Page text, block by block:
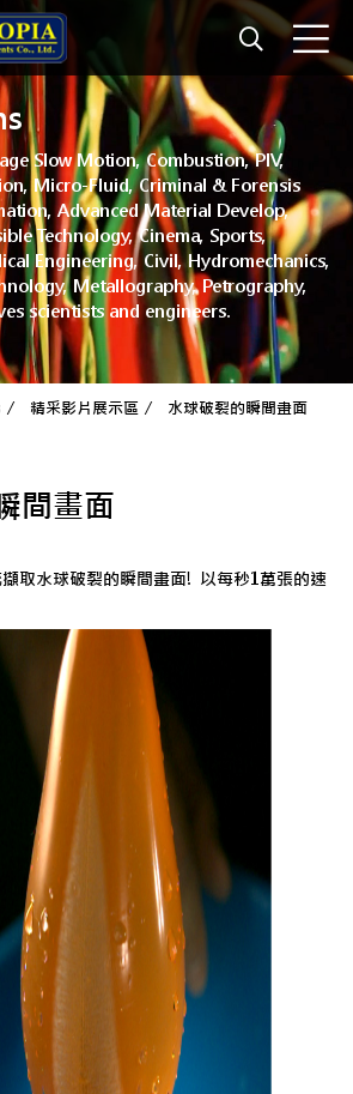
Slow Motion, Combustion, PIV,
Micro-Fluid, Criminal & Forensis
Advanced Material Develop,
Technology, Cinema, Sports,
Engineering, Civil, Hydromechanics,
Metallography, Petrography,
scientists and engineers.
精采影片展示區 水球破裂的瞬間畫面
間畫面
取水球破裂的瞬間畫面! 以每秒1萬張的速